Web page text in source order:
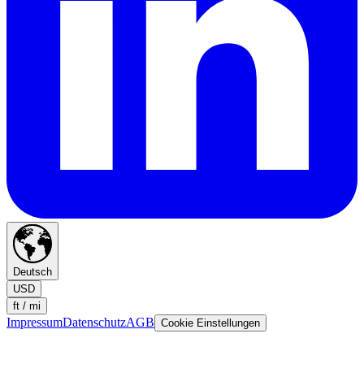
Deutsch
USD
ft / mi
ImpressumDatenschutzAGB Cookie Einstellungen